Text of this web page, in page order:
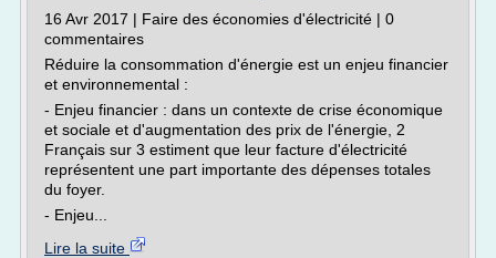
16 Avr 2017 | Faire des économies d'électricité | 0
commentaires
Réduire la consommation d'énergie est un enjeu financier
et environnemental :
- Enjeu financier : dans un contexte de crise économique
et sociale et d'augmentation des prix de l'énergie, 2
Français sur 3 estiment que leur facture d'électricité
représentent une part importante des dépenses totales
du foyer.
- Enjeu...
Lire la suite